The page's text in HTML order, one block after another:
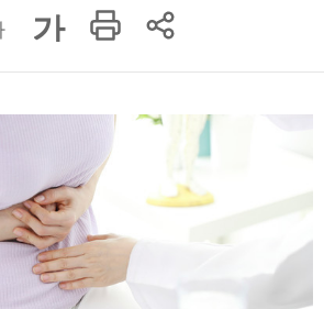
가